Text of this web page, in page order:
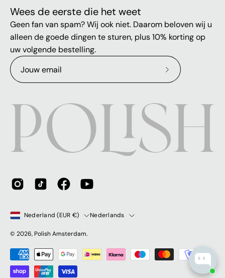
Wees de eerste die het weet
Geen fan van spam? Wij ook niet. Daarom beloven wij u
alleen de goede dingen te sturen, plus 10% korting op
uw volgende bestelling.
Abonneer
Land
Nederland (EUR €) Taal
Nederlands
© 2026, Polish Amsterdam.